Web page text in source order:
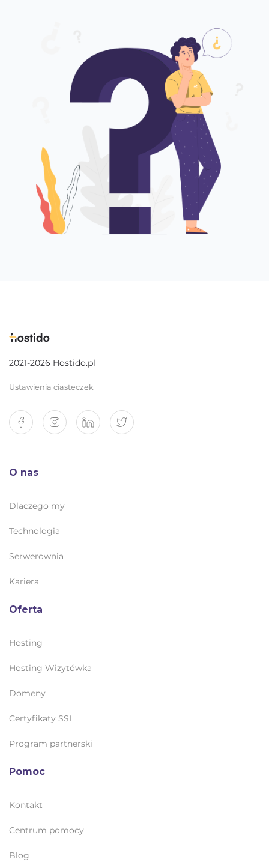
2021-2026 Hostido.pl
Ustawienia ciasteczek
O nas
Dlaczego my
Technologia
Serwerownia
Kariera
Oferta
Hosting
Hosting Wizytówka
Domeny
Certyfikaty SSL
Program partnerski
Pomoc
Kontakt
Centrum pomocy
Blog